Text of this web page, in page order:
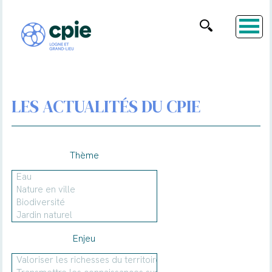
LES ACTUALITÉS DU CPIE
Thème
Enjeu